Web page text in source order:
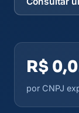
R$
por CNPJ